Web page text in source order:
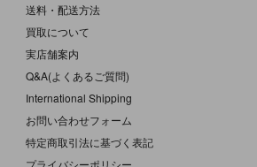
送料・配送方法
買取について
実店舗案内
Q&A(よくあるご質問)
International Shipping
お問い合わせフォーム
特定商取引法に基づく表記
プライバシーポリシー